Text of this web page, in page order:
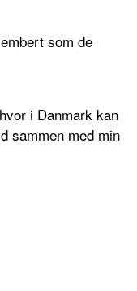
som de
i Danmark kan
sammen med min